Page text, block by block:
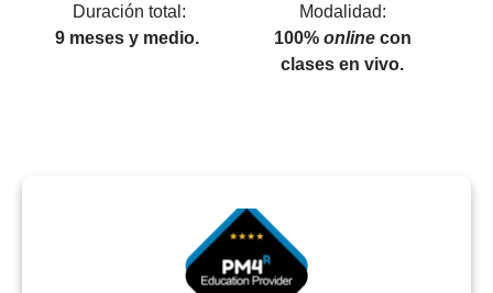
Duración total:
9 meses y medio.
Modalidad:
100% onlinecon
clases en vivo.